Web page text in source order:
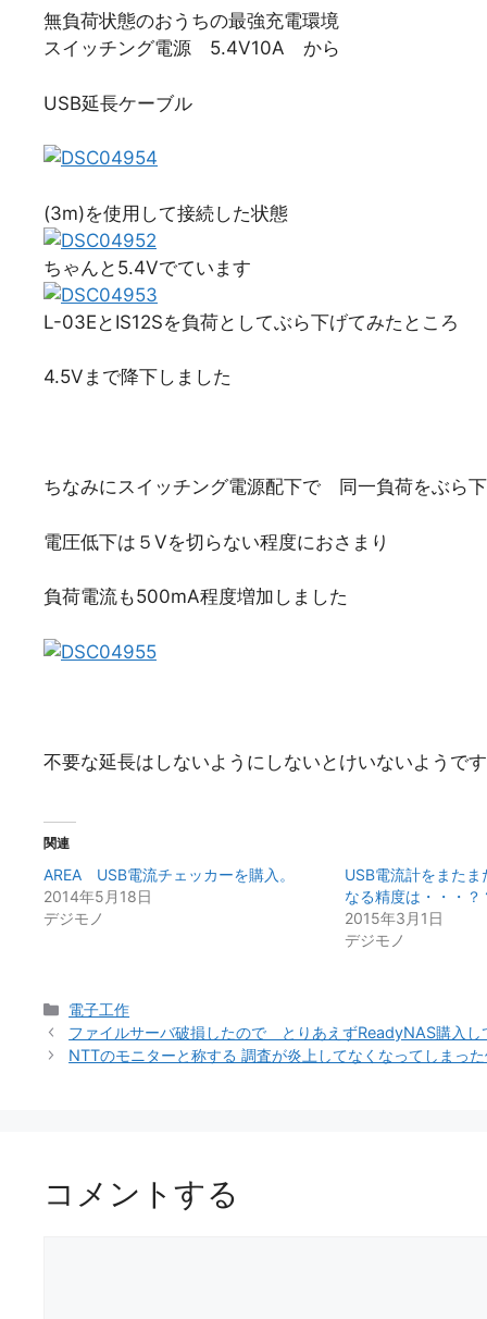
無負荷状態のおうちの最強充電環境
スイッチング電源 5.4V10A から
USB延長ケーブル
(3m)を使用して接続した状態
ちゃんと5.4Vでています
L-03EとIS12Sを負荷としてぶら下げてみたところ
4.5Vまで降下しました
ちなみにスイッチング電源配下で 同一負荷をぶら
電圧低下は５Vを切らない程度におさまり
負荷電流も500mA程度増加しました
不要な延長はしないようにしないとけいないようで
関連
AREA USB電流チェッカーを購入。
2014年5月18日
デジモノ
USB電流計をまた
なる精度は・・・？
2015年3月1日
デジモノ
カ
テ
ゴ
電子工作
ファイルサーバ破損したので とりあえずReadyNAS購入し
NTTのモニターと称する 調査が炎上してなくなってしまっ
コメントする